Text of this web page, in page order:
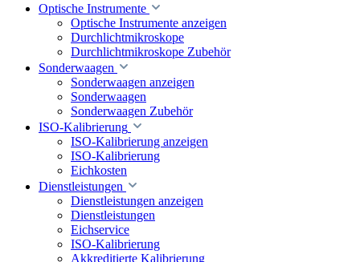
Optische Instrumente
Optische Instrumente anzeigen
Durchlichtmikroskope
Durchlichtmikroskope Zubehör
Sonderwaagen
Sonderwaagen anzeigen
Sonderwaagen
Sonderwaagen Zubehör
ISO-Kalibrierung
ISO-Kalibrierung anzeigen
ISO-Kalibrierung
Eichkosten
Dienstleistungen
Dienstleistungen anzeigen
Dienstleistungen
Eichservice
ISO-Kalibrierung
Akkreditierte Kalibrierung